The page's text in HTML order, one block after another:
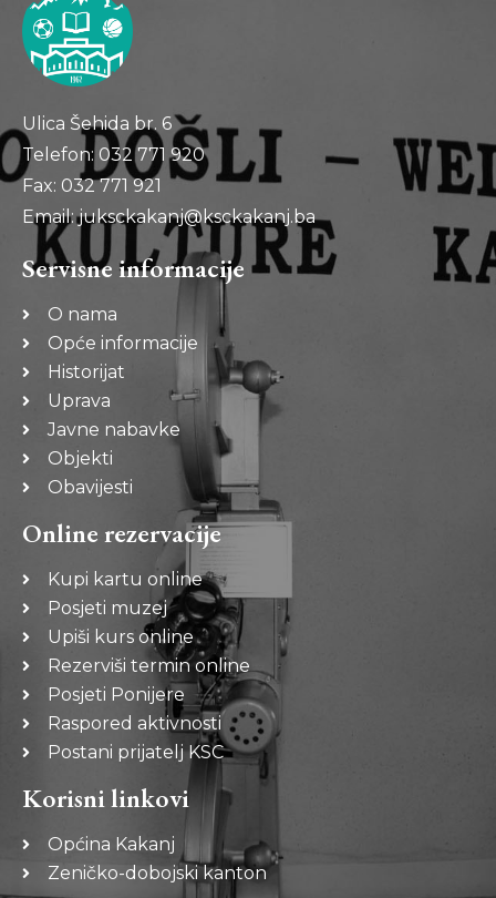
Ulica Šehida br. 6
Telefon: 032 771 920
Fax: 032 771 921
Email: juksckakanj@ksckakanj.ba
Servisne informacije
O nama
Opće informacije
Historijat
Uprava
Javne nabavke
Objekti
Obavijesti
Online rezervacije
Kupi kartu online
Posjeti muzej
Upiši kurs online
Rezerviši termin online
Posjeti Ponijere
Raspored aktivnosti
Postani prijatelj KSC
Korisni linkovi
Općina Kakanj
Zeničko-dobojski kanton